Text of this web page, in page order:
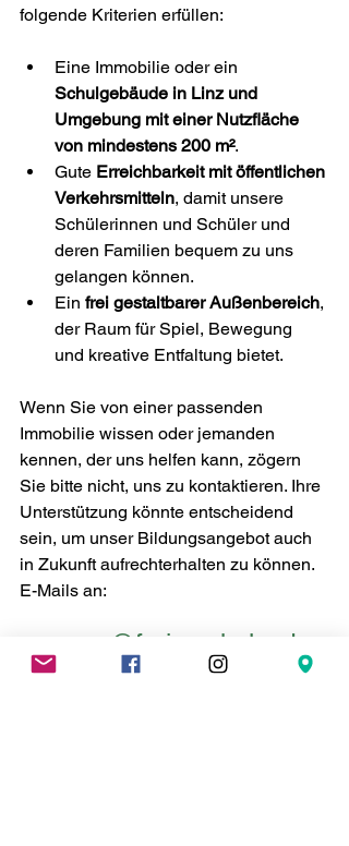
folgende Kriterien erfüllen:
Eine Immobilie oder ein
Schulgebäude in Linz und
Umgebung mit einer Nutzfläche
von mindestens 200 m².
Gute Erreichbarkeit mit öffentlichen
Verkehrsmitteln, damit unsere
Schülerinnen und Schüler und
deren Familien bequem zu uns
gelangen können.
Ein frei gestaltbarer Außenbereich,
der Raum für Spiel, Bewegung
und kreative Entfaltung bietet.
Wenn Sie von einer passenden
Immobilie wissen oder jemanden
kennen, der uns helfen kann, zögern
Sie bitte nicht, uns zu kontaktieren. Ihre
Unterstützung könnte entscheidend
sein, um unser Bildungsangebot auch
in Zukunft aufrechterhalten zu können.
E-Mails an:
neue@freie-schule.at